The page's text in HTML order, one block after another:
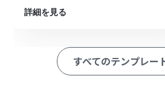
※「トリガー」：フロー起動のきっか
■このワークフローのカスタムポイン
フォームトリガーで設定するフ
詳細を見る
すべてのテンプレー